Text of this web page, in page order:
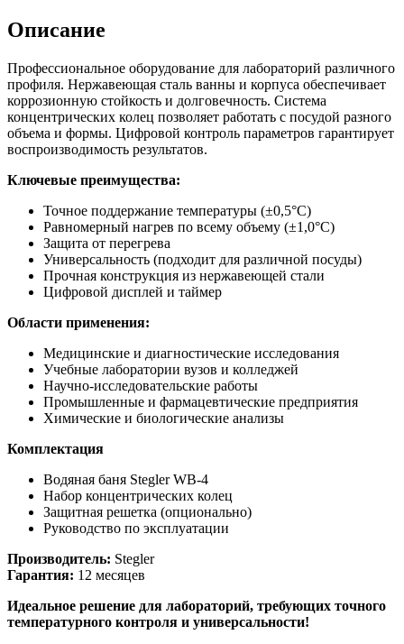
Описание
Профессиональное оборудование для лабораторий различного
профиля. Нержавеющая сталь ванны и корпуса обеспечивает
коррозионную стойкость и долговечность. Система
концентрических колец позволяет работать с посудой разного
объема и формы. Цифровой контроль параметров гарантирует
воспроизводимость результатов.
Ключевые преимущества:
Точное поддержание температуры (±0,5°C)
Равномерный нагрев по всему объему (±1,0°C)
Защита от перегрева
Универсальность (подходит для различной посуды)
Прочная конструкция из нержавеющей стали
Цифровой дисплей и таймер
Области применения:
Медицинские и диагностические исследования
Учебные лаборатории вузов и колледжей
Научно-исследовательские работы
Промышленные и фармацевтические предприятия
Химические и биологические анализы
Комплектация
Водяная баня Stegler WB-4
Набор концентрических колец
Защитная решетка (опционально)
Руководство по эксплуатации
Производитель: Stegler
Гарантия: 12 месяцев
Идеальное решение для лабораторий, требующих точного
температурного контроля и универсальности!